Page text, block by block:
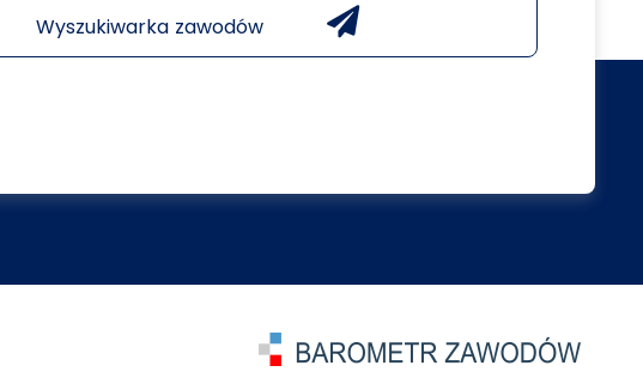
Wyszukiwarka zawodów